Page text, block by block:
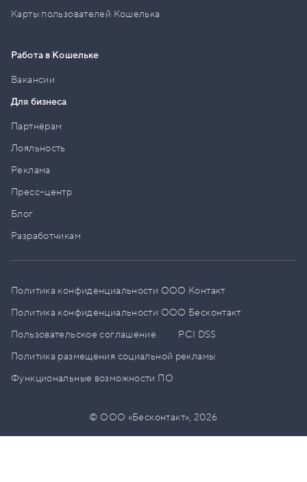
Карты пользователей Кошелька
Работа в Кошельке
Вакансии
Для бизнеса
Партнёрам
Лояльность
Реклама
Пресс–центр
Блог
Разработчикам
Политика конфиденциальности ООО Контакт
Политика конфиденциальности ООО Бесконтакт
Пользовательское соглашение
PCI DSS
Политика размещения социальной рекламы
Функциональные возможности ПО
© ООО «Бесконтакт»,2026